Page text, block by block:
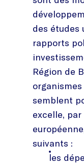
des études
rapports
Région de
semblent
excelle,
suivants :
les